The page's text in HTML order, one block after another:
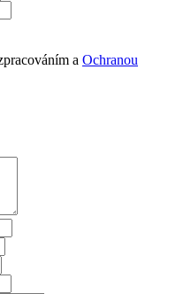
a Ochranou